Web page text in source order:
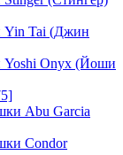
Yin Tai (Джин
Yoshi Onyx (Йоши
Abu Garcia
Condor